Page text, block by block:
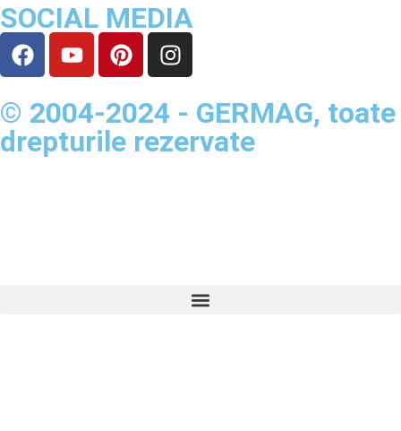
SOCIAL MEDIA
© 2004-2024 - GERMAG, toate
drepturile rezervate